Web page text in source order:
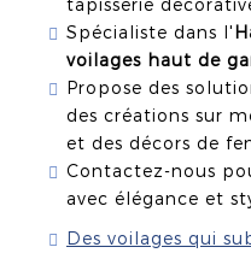
Spécialiste dans l'
voilages haut de
Propose des
des créations sur
et des décors de
Contactez-nous
avec élégance et
Des voilages qui